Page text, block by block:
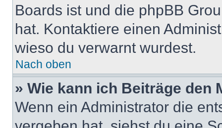
Boards ist und die phpBB
hat. Kontaktiere einen
wieso du verwarnt wurdest.
Nach oben
» Wie kann ich Beiträge den
Wenn ein Administrator die